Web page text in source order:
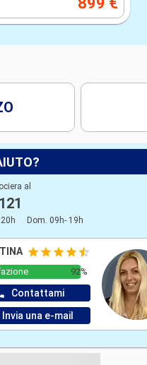
al
Dom. 09h- 19h
92%
Contattami
Invia una e-mail